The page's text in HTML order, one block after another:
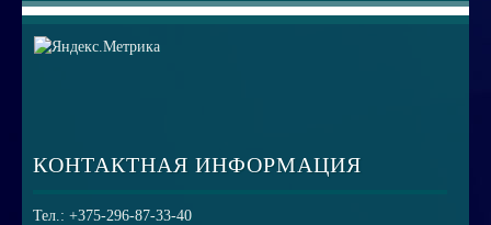
КОНТАКТНАЯ ИНФОРМАЦИЯ
Тел.: +375-296-87-33-40